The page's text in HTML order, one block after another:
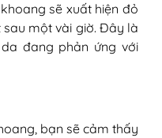
sẽ xuất hiện đỏ
một vài giờ. Đây là
đang phản ứng với
bạn sẽ cảm thấy